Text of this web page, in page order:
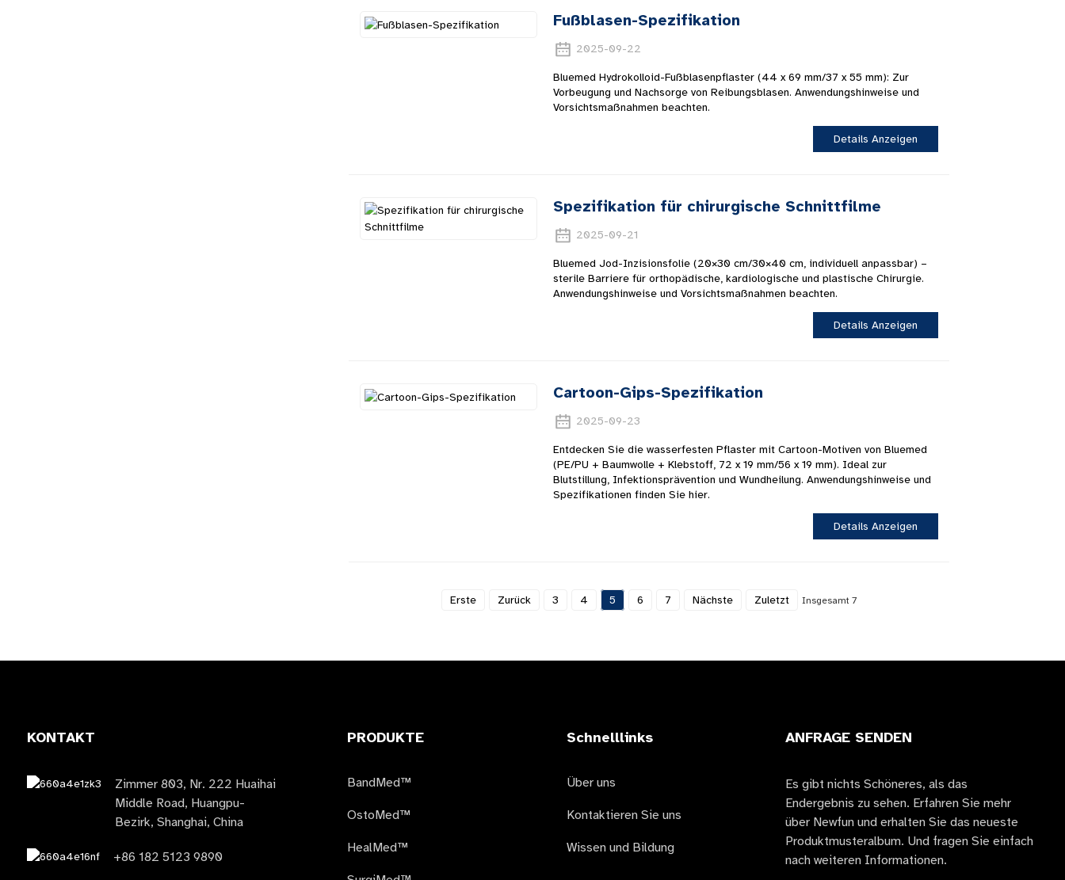
Fußblasen-Spezifikation
2025-09-22
Bluemed ​​Hydrokolloid-Fußblasenpflaster (44 x 69 mm/37 x 55 mm): Zur
Vorbeugung und Nachsorge von Reibungsblasen. Anwendungshinweise und
Vorsichtsmaßnahmen beachten.
Details Anzeigen
Spezifikation für chirurgische Schnittfilme
2025-09-21
Bluemed ​​Jod-Inzisionsfolie (20×30 cm/30×40 cm, individuell anpassbar) –
sterile Barriere für orthopädische, kardiologische und plastische Chirurgie.
Anwendungshinweise und Vorsichtsmaßnahmen beachten.
Details Anzeigen
Cartoon-Gips-Spezifikation
2025-09-23
Entdecken Sie die wasserfesten Pflaster mit Cartoon-Motiven von Bluemed ​​
(PE/PU + Baumwolle + Klebstoff, 72 x 19 mm/56 x 19 mm). Ideal zur
Blutstillung, Infektionsprävention und Wundheilung. Anwendungshinweise und
Spezifikationen finden Sie hier.
Details Anzeigen
Erste Zurück 3 4 5 6 7 Nächste Zuletzt Insgesamt 7
KONTAKT
Zimmer 803, Nr. 222 Huaihai
Middle Road, Huangpu-
Bezirk, Shanghai, China
+86 182 5123 9890
PRODUKTE
BandMed™
OstoMed™
HealMed™
Schnelllinks
Über uns
Kontaktieren Sie uns
Wissen und Bildung
ANFRAGE SENDEN
Es gibt nichts Schöneres, als das
Endergebnis zu sehen. Erfahren Sie mehr
über Newfun und erhalten Sie das neueste
Produktmusteralbum. Und fragen Sie einfach
nach weiteren Informationen.